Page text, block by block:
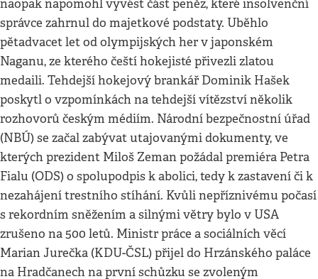
naopak napomohl vyvést část peněz, které insolvenční
správce zahrnul do majetkové podstaty. Uběhlo
pětadvacet let od olympijských her v japonském
Naganu, ze kterého čeští hokejisté přivezli zlatou
medaili. Tehdejší hokejový brankář Dominik Hašek
poskytl o vzpomínkách na tehdejší vítězství několik
rozhovorů českým médiím. Národní bezpečnostní úřad
(NBÚ) se začal zabývat utajovanými dokumenty, ve
kterých prezident Miloš Zeman požádal premiéra Petra
Fialu (ODS) o spolupodpis k abolici, tedy k zastavení či k
nezahájení trestního stíhání. Kvůli nepříznivému počasí
s rekordním sněžením a silnými větry bylo v USA
zrušeno na 500 letů. Ministr práce a sociálních věcí
Marian Jurečka (KDU-ČSL) přijel do Hrzánského paláce
na Hradčanech na první schůzku se zvoleným